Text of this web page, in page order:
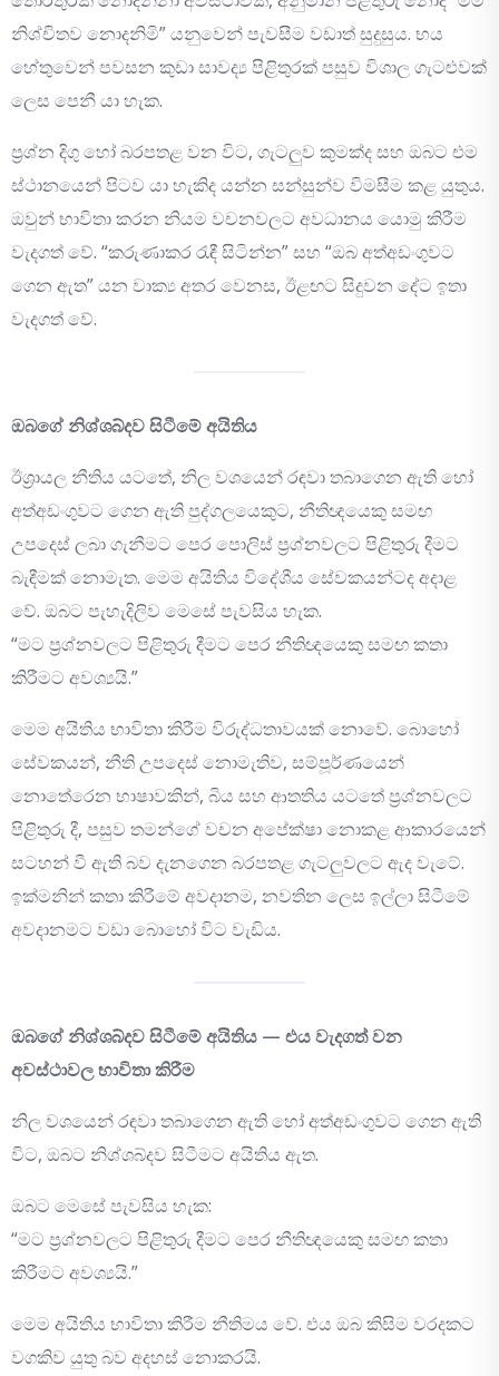
නිශ්චිතව නොදනිමි” යනුවෙන් පැවසීම වඩාත් සුදුසුය. භය
හේතුවෙන් පවසන කුඩා සාවද්‍ය පිළිතුරක් පසුව විශාල ගැටළුවක්
ලෙස පෙනී යා හැක.
ප්‍රශ්න දිගු හෝ බරපතළ වන විට, ගැටලුව කුමක්ද සහ ඔබට එම
ස්ථානයෙන් පිටව යා හැකිද යන්න සන්සුන්ව විමසීම කළ යුතුය.
ඔවුන් භාවිතා කරන නියම වචනවලට අවධානය යොමු කිරීම
වැදගත් වේ. “කරුණාකර රැඳී සිටින්න” සහ “ඔබ අත්අඩංගුවට
ගෙන ඇත” යන වාක්‍ය අතර වෙනස, ඊළඟට සිදුවන දේට ඉතා
වැදගත් වේ.
ඔබගේ නිශ්ශබ්දව සිටීමේ අයිතිය
ඊශ්‍රායල නීතිය යටතේ, නිල වශයෙන් රඳවා තබාගෙන ඇති හෝ
අත්අඩංගුවට ගෙන ඇති පුද්ගලයෙකුට, නීතිඥයෙකු සමඟ
උපදෙස් ලබා ගැනීමට පෙර පොලිස් ප්‍රශ්නවලට පිළිතුරු දීමට
බැඳීමක් නොමැත. මෙම අයිතිය විදේශීය සේවකයන්ටද අදාළ
වේ. ඔබට පැහැදිලිව මෙසේ පැවසිය හැක.
“මට ප්‍රශ්නවලට පිළිතුරු දීමට පෙර නීතිඥයෙකු සමඟ කතා
කිරීමට අවශ්‍යයි.”
මෙම අයිතිය භාවිතා කිරීම විරුද්ධතාවයක් නොවේ. බොහෝ
සේවකයන්, නීති උපදෙස් නොමැතිව, සම්පූර්ණයෙන්
නොතේරෙන භාෂාවකින්, බිය සහ ආතතිය යටතේ ප්‍රශ්නවලට
පිළිතුරු දී, පසුව තමන්ගේ වචන අපේක්ෂා නොකළ ආකාරයෙන්
සටහන් වී ඇති බව දැනගෙන බරපතළ ගැටලුවලට ඇද වැටේ.
ඉක්මනින් කතා කිරීමේ අවදානම, නවතින ලෙස ඉල්ලා සිටීමේ
අවදානමට වඩා බොහෝ විට වැඩිය.
ඔබගේ නිශ්ශබ්දව සිටීමේ අයිතිය — එය වැදගත් වන
අවස්ථාවල භාවිතා කිරීම
නිල වශයෙන් රඳවා තබාගෙන ඇති හෝ අත්අඩංගුවට ගෙන ඇති
විට, ඔබට නිශ්ශබ්දව සිටීමට අයිතිය ඇත.
ඔබට මෙසේ පැවසිය හැක:
“මට ප්‍රශ්නවලට පිළිතුරු දීමට පෙර නීතිඥයෙකු සමඟ කතා
කිරීමට අවශ්‍යයි.”
මෙම අයිතිය භාවිතා කිරීම නීතිමය වේ. එය ඔබ කිසිම වරදකට
වගකිව යුතු බව අදහස් නොකරයි.